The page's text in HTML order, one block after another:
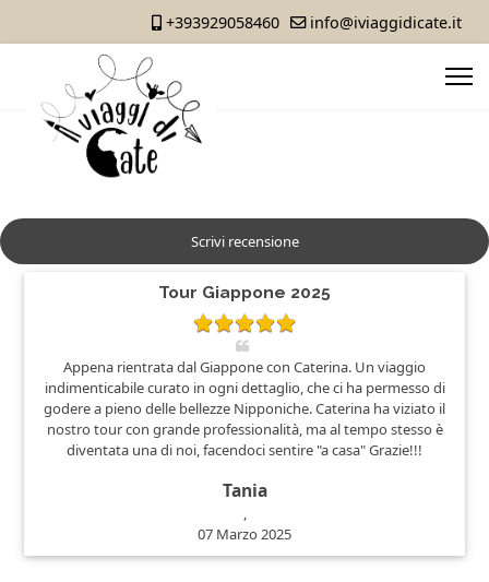
+393929058460 info@iviaggidicate.it
Scrivi recensione
Tour Giappone 2025
Appena rientrata dal Giappone con Caterina. Un viaggio
indimenticabile curato in ogni dettaglio, che ci ha permesso di
godere a pieno delle bellezze Nipponiche. Caterina ha viziato il
nostro tour con grande professionalità, ma al tempo stesso è
diventata una di noi, facendoci sentire "a casa" Grazie!!!
Tania
,
07 Marzo 2025